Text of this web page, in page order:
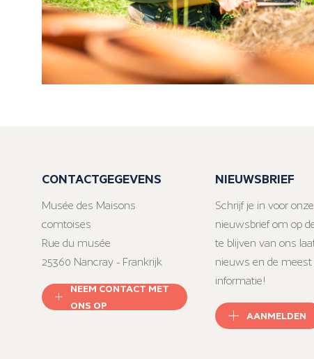
CONTACTGEGEVENS
Musée des Maisons
comtoises
Rue du musée
25360 Nancray - Frankrijk
NEEM CONTACT MET
ONS OP
NIEUWSBRIEF
Schrijf je in voor onze
nieuwsbrief om op
te blijven van ons
nieuws en de meest
informatie!
AANMELDEN